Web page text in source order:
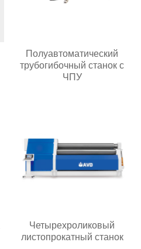
Полуавтоматический
трубогибочный станок с
ЧПУ
Четырехроликовый
листопрокатный станок